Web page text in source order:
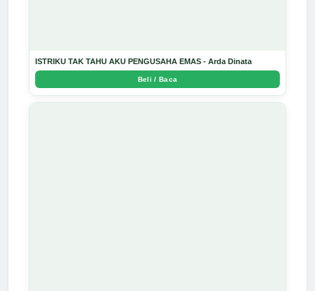
ISTRIKU TAK TAHU AKU PENGUSAHA EMAS - Arda Dinata
Beli / Baca